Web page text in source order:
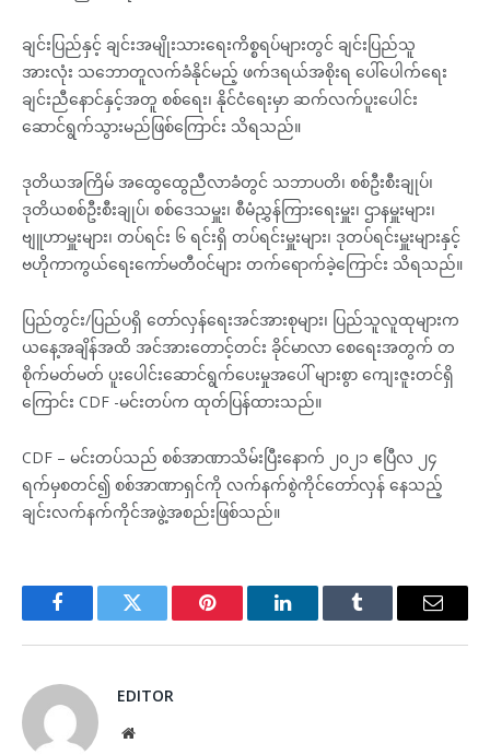
ချင်းပြည်နှင့် ချင်းအမျိုးသားရေးကိစ္စရပ်များတွင် ချင်းပြည်သူ
အားလုံး သဘောတူလက်ခံနိုင်မည့် ဖက်ဒရယ်အစိုးရ ပေါ်ပေါက်ရေး
ချင်းညီနောင်နှင့်အတူ စစ်ရေး၊ နိုင်ငံရေးမှာ ဆက်လက်ပူးပေါင်း
ဆောင်ရွက်သွားမည်ဖြစ်ကြောင်း သိရသည်။
ဒုတိယအကြိမ် အထွေထွေညီလာခံတွင် သဘာပတိ၊ စစ်ဦးစီးချုပ်၊
ဒုတိယစစ်ဦးစီးချုပ်၊ စစ်ဒေသမှူး၊ စီမံညွှန်ကြားရေးမှူး၊ ဌာနမှူးများ၊
ဗျူဟာမှူးများ၊ တပ်ရင်း ၆ ရင်းရှိ တပ်ရင်းမှူးများ၊ ဒုတပ်ရင်းမှူးများနှင့်
ဗဟိုကာကွယ်ရေးကော်မတီဝင်များ တက်ရောက်ခဲ့ကြောင်း သိရသည်။
ပြည်တွင်း/ပြည်ပရှိ တော်လှန်ရေးအင်အားစုများ၊ ပြည်သူလူထုများက
ယနေ့အချိန်အထိ အင်အားတောင့်တင်း ခိုင်မာလာ စေရေးအတွက် တ
စိုက်မတ်မတ် ပူးပေါင်းဆောင်ရွက်ပေးမှုအပေါ် များစွာ ကျေးဇူးတင်ရှိ
ကြောင်း CDF -မင်းတပ်က ထုတ်ပြန်ထားသည်။
CDF – မင်းတပ်သည် စစ်အာဏာသိမ်းပြီးနောက် ၂၀၂၁ ဧပြီလ ၂၄
ရက်မှစတင်၍ စစ်အာဏာရှင်ကို လက်နက်စွဲကိုင်တော်လှန် နေသည့်
ချင်းလက်နက်ကိုင်အဖွဲ့အစည်းဖြစ်သည်။
FacebookTwitter Pinterest LinkedInTumblr Email
EDITOR
Website